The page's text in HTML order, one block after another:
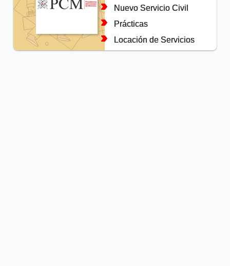
Nuevo Servicio Civil
Prácticas
Locación de Servicios